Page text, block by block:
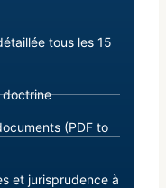
tous les 15
doctrine
(PDF to
et jurisprudence à